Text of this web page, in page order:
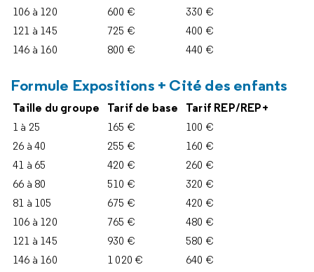
106 à 120
600 €
330 €
121 à 145
725 €
400 €
146 à 160
800 € 440 €
Formule Expositions + Cité des enfants
Taille du groupe Tarif de base Tarif REP/REP+
1 à 25 165 €
100 €
26 à 40
255 €
160 €
41 à 65
420 €
260 €
66 à 80
510 €
320 €
81 à 105
675 €
420 €
106 à 120
765 €
480 €
121 à 145
930 €
580 €
146 à 160
1 020 € 640 €